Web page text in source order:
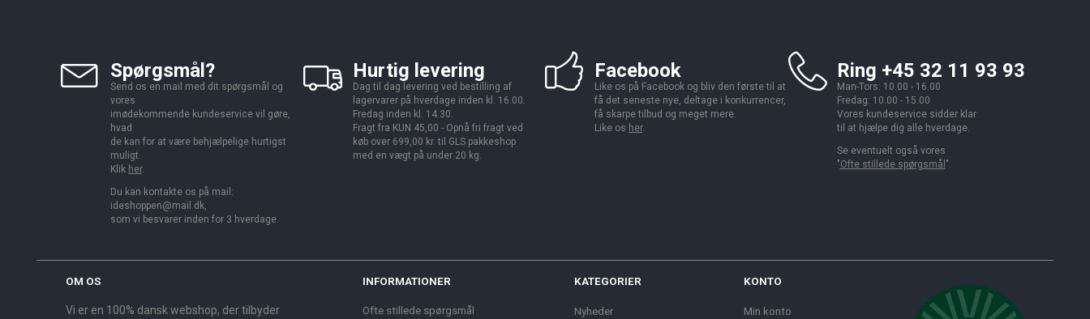
Spørgsmål?
Send os en mail med dit spørgsmål og
vores
imødekommende kundeservice vil gøre,
hvad
de kan for at være behjælpelige hurtigst
muligt.
Klik her.
Du kan kontakte os på mail:
ideshoppen@mail.dk,
som vi besvarer inden for 3 hverdage.
Hurtig levering
Dag til dag levering ved bestilling af
lagervarer på hverdage inden kl. 16.00.
Fredag inden kl. 14.30.
Fragt fra KUN 45,00 - Opnå fri fragt ved
køb over 699,00 kr. til GLS pakkeshop
med en vægt på under 20 kg.
Facebook
Like os på Facebook og bliv den første til at
få det seneste nye, deltage i konkurrencer,
få skarpe tilbud og meget mere.
Like os her.
Ring +45 32 11 93 93
Man-Tors: 10.00 - 16.00
Fredag: 10.00 - 15.00
Vores kundeservice sidder klar
til at hjælpe dig alle hverdage.
Se eventuelt også vores
"Ofte stillede spørgsmål ".
OM OS
Vi er en 100% dansk webshop, der tilbyder
INFORMATIONER
Ofte stillede spørgsmål
KATEGORIER
Nyheder
KONTO
Min konto